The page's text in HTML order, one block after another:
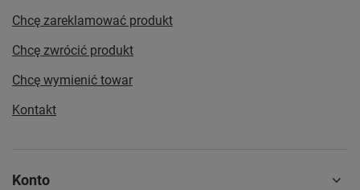
Chcę zareklamować produkt
Chcę zwrócić produkt
Chcę wymienić towar
Kontakt
Konto